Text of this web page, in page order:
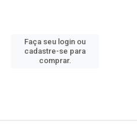
Faça seu login ou
cadastre-se para
comprar.